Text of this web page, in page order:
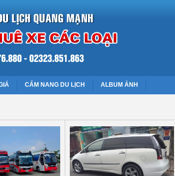
CẨM NANG DU LỊCH ALBUM ẢNH